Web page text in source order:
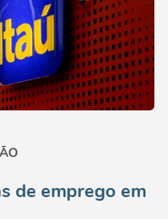
de emprego em